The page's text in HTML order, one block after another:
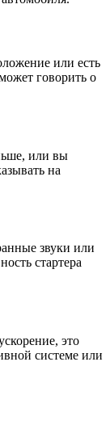
или есть
говорить о
или вы
на
звуки или
стартера
это
системе или